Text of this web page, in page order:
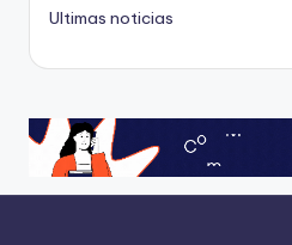
Ultimas noticias